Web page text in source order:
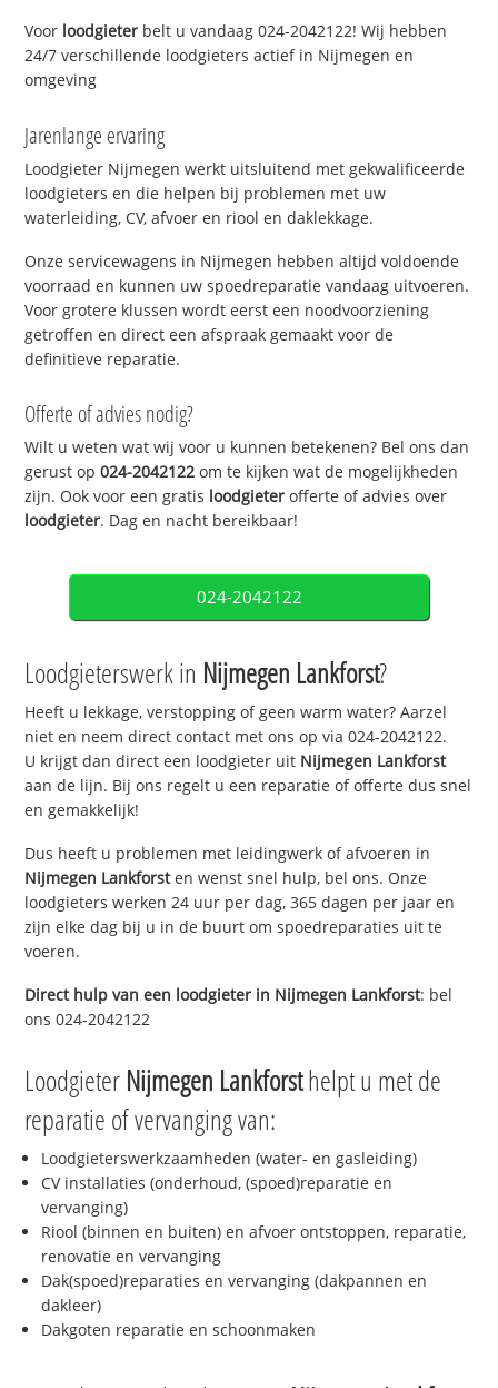
Voor loodgieter belt u vandaag 024-2042122! Wij hebben
24/7 verschillende loodgieters actief in Nijmegen en
omgeving
Jarenlange ervaring
Loodgieter Nijmegen werkt uitsluitend met gekwalificeerde
loodgieters en die helpen bij problemen met uw
waterleiding, CV, afvoer en riool en daklekkage.
Onze servicewagens in Nijmegen hebben altijd voldoende
voorraad en kunnen uw spoedreparatie vandaag uitvoeren.
Voor grotere klussen wordt eerst een noodvoorziening
getroffen en direct een afspraak gemaakt voor de
definitieve reparatie.
Offerte of advies nodig?
Wilt u weten wat wij voor u kunnen betekenen? Bel ons dan
gerust op024-2042122 om te kijken wat de mogelijkheden
zijn. Ook voor een gratis loodgieter offerte of advies over
loodgieter. Dag en nacht bereikbaar!
024-2042122
Loodgieterswerk in Nijmegen Lankforst?
Heeft u lekkage, verstopping of geen warm water? Aarzel
niet en neem direct contact met ons op via 024-2042122.
U krijgt dan direct een loodgieter uit Nijmegen Lankforst
aan de lijn. Bij ons regelt u een reparatie of offerte dus snel
en gemakkelijk!
Dus heeft u problemen met leidingwerk of afvoeren in
Nijmegen Lankforsten wenst snel hulp, bel ons. Onze
loodgieters werken 24 uur per dag, 365 dagen per jaar en
zijn elke dag bij u in de buurt om spoedreparaties uit te
voeren.
Direct hulp van een loodgieter in Nijmegen Lankforst: bel
ons 024-2042122
Loodgieter Nijmegen Lankforsthelpt u met de
reparatie of vervanging van:
Loodgieterswerkzaamheden (water- en gasleiding)
CV installaties (onderhoud, (spoed)reparatie en
vervanging)
Riool (binnen en buiten) en afvoer ontstoppen, reparatie,
renovatie en vervanging
Dak(spoed)reparaties en vervanging (dakpannen en
dakleer)
Dakgoten reparatie en schoonmaken